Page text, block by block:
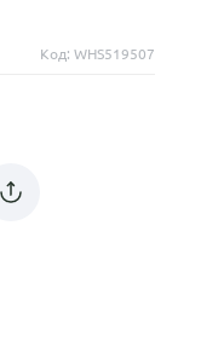
Код: WHS519507